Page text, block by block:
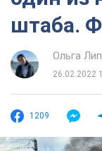
штаба.
Ольга
26.02.2022
1209